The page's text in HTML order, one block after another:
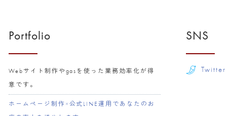
Portfolio
Webサイト制作やgasを使った業務効率化が得
意です。
ホームページ制作×公式LINE運用であなたのお
SNS
Twitter